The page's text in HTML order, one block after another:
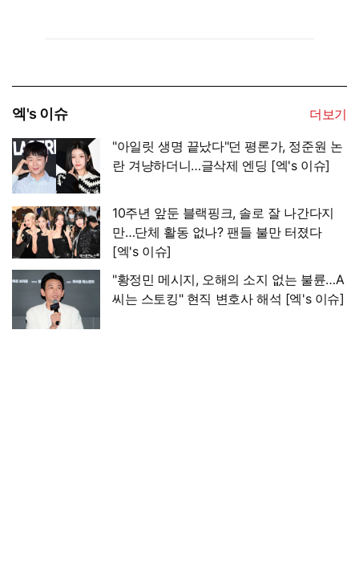
엑's 이슈
더보기
"아일릿 생명 끝났다"던 평론가, 정준원 논
란 겨냥하더니…글삭제 엔딩 [엑's 이슈]
10주년 앞둔 블랙핑크, 솔로 잘 나간다지
만…단체 활동 없나? 팬들 불만 터졌다
[엑's 이슈]
"황정민 메시지, 오해의 소지 없는 불륜…A
씨는 스토킹" 현직 변호사 해석 [엑's 이슈]